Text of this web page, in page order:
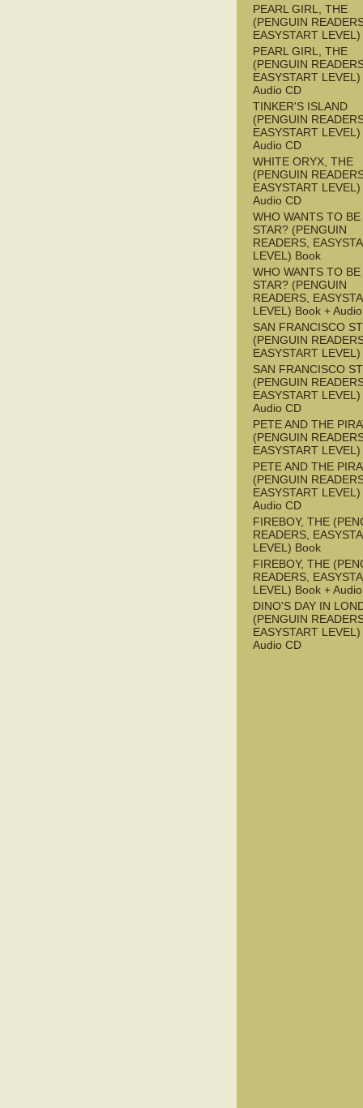
PEARL GIRL, THE
(PENGUIN
EASYSTART
PEARL GIRL, THE
(PENGUIN
EASYSTART
Audio CD
TINKER'S ISLAND
(PENGUIN
EASYSTART
Audio CD
WHITE ORYX, THE
(PENGUIN
EASYSTART
Audio CD
WHO WANTS TO BE
STAR? (PENGUIN
READERS,
LEVEL) Book
WHO WANTS TO BE
STAR? (PENGUIN
READERS,
LEVEL) Book +
SAN FRANCISCO
(PENGUIN
EASYSTART
SAN FRANCISCO
(PENGUIN
EASYSTART
Audio CD
PETE AND THE
(PENGUIN
EASYSTART
PETE AND THE
(PENGUIN
EASYSTART
Audio CD
FIREBOY, THE
READERS,
LEVEL) Book
FIREBOY, THE
READERS,
LEVEL) Book +
DINO'S DAY IN
(PENGUIN
EASYSTART
Audio CD